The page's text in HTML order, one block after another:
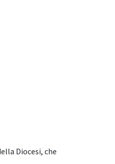
Diocesi, che